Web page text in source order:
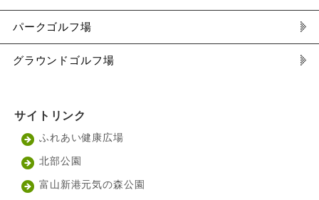
パークゴルフ場
グラウンドゴルフ場
サイトリンク
ふれあい健康広場
北部公園
富山新港元気の森公園